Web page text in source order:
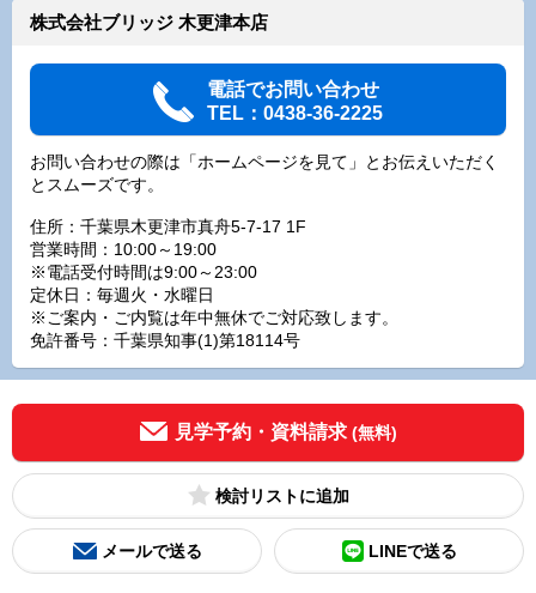
株式会社ブリッジ 木更津本店
電話でお問い合わせ
TEL：0438-36-2225
お問い合わせの際は「ホームページを見て」とお伝えいただく
とスムーズです。
住所：千葉県木更津市真舟5-7-17 1F
営業時間：10:00～19:00
※電話受付時間は9:00～23:00
定休日：毎週火・水曜日
※ご案内・ご内覧は年中無休でご対応致します。
免許番号：千葉県知事(1)第18114号
見学予約・資料請求 (無料)
検討リスト
メールで送る LINEで送る